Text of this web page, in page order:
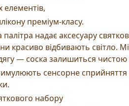
елементів,
преміум-класу.
надає аксесуару
красиво відбивають світло.
— соска залишиться
сенсорне
набору